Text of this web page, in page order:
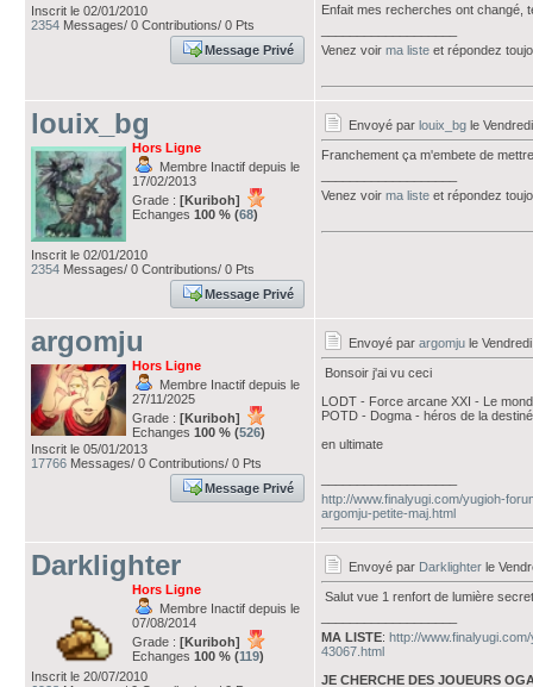
Inscrit le 02/01/2010
2354 Messages/ 0 Contributions/ 0 Pts
Message Privé
Enfait mes recherches ont changé,
Venez voir ma liste et répondez
louix_bg
Hors Ligne
Membre Inactif depuis le
17/02/2013
Grade : [Kuriboh]
Echanges 100 % (68)
Inscrit le 02/01/2010
2354 Messages/ 0 Contributions/ 0 Pts
Message Privé
Envoyé par louix_bg le
Franchement ça m'embete de
Venez voir ma liste et répondez
argomju
Hors Ligne
Membre Inactif depuis le
27/11/2025
Grade : [Kuriboh]
Echanges 100 % (526)
Inscrit le 05/01/2013
17766 Messages/ 0 Contributions/ 0 Pts
Message Privé
Envoyé par argomju le
Bonsoir j'ai vu ceci
LODT - Force arcane XXI - Le
POTD - Dogma - héros de la
en ultimate
http://www.finalyugi.com/yugioh-
argomju-petite-maj.html
Darklighter
Hors Ligne
Membre Inactif depuis le
07/08/2014
Grade : [Kuriboh]
Echanges 100 % (119)
Inscrit le 20/07/2010
Envoyé par Darklighter le
Salut vue 1 renfort de lumière
MA LISTE: http://
43067.html
JE CHERCHE DES JOUEURS